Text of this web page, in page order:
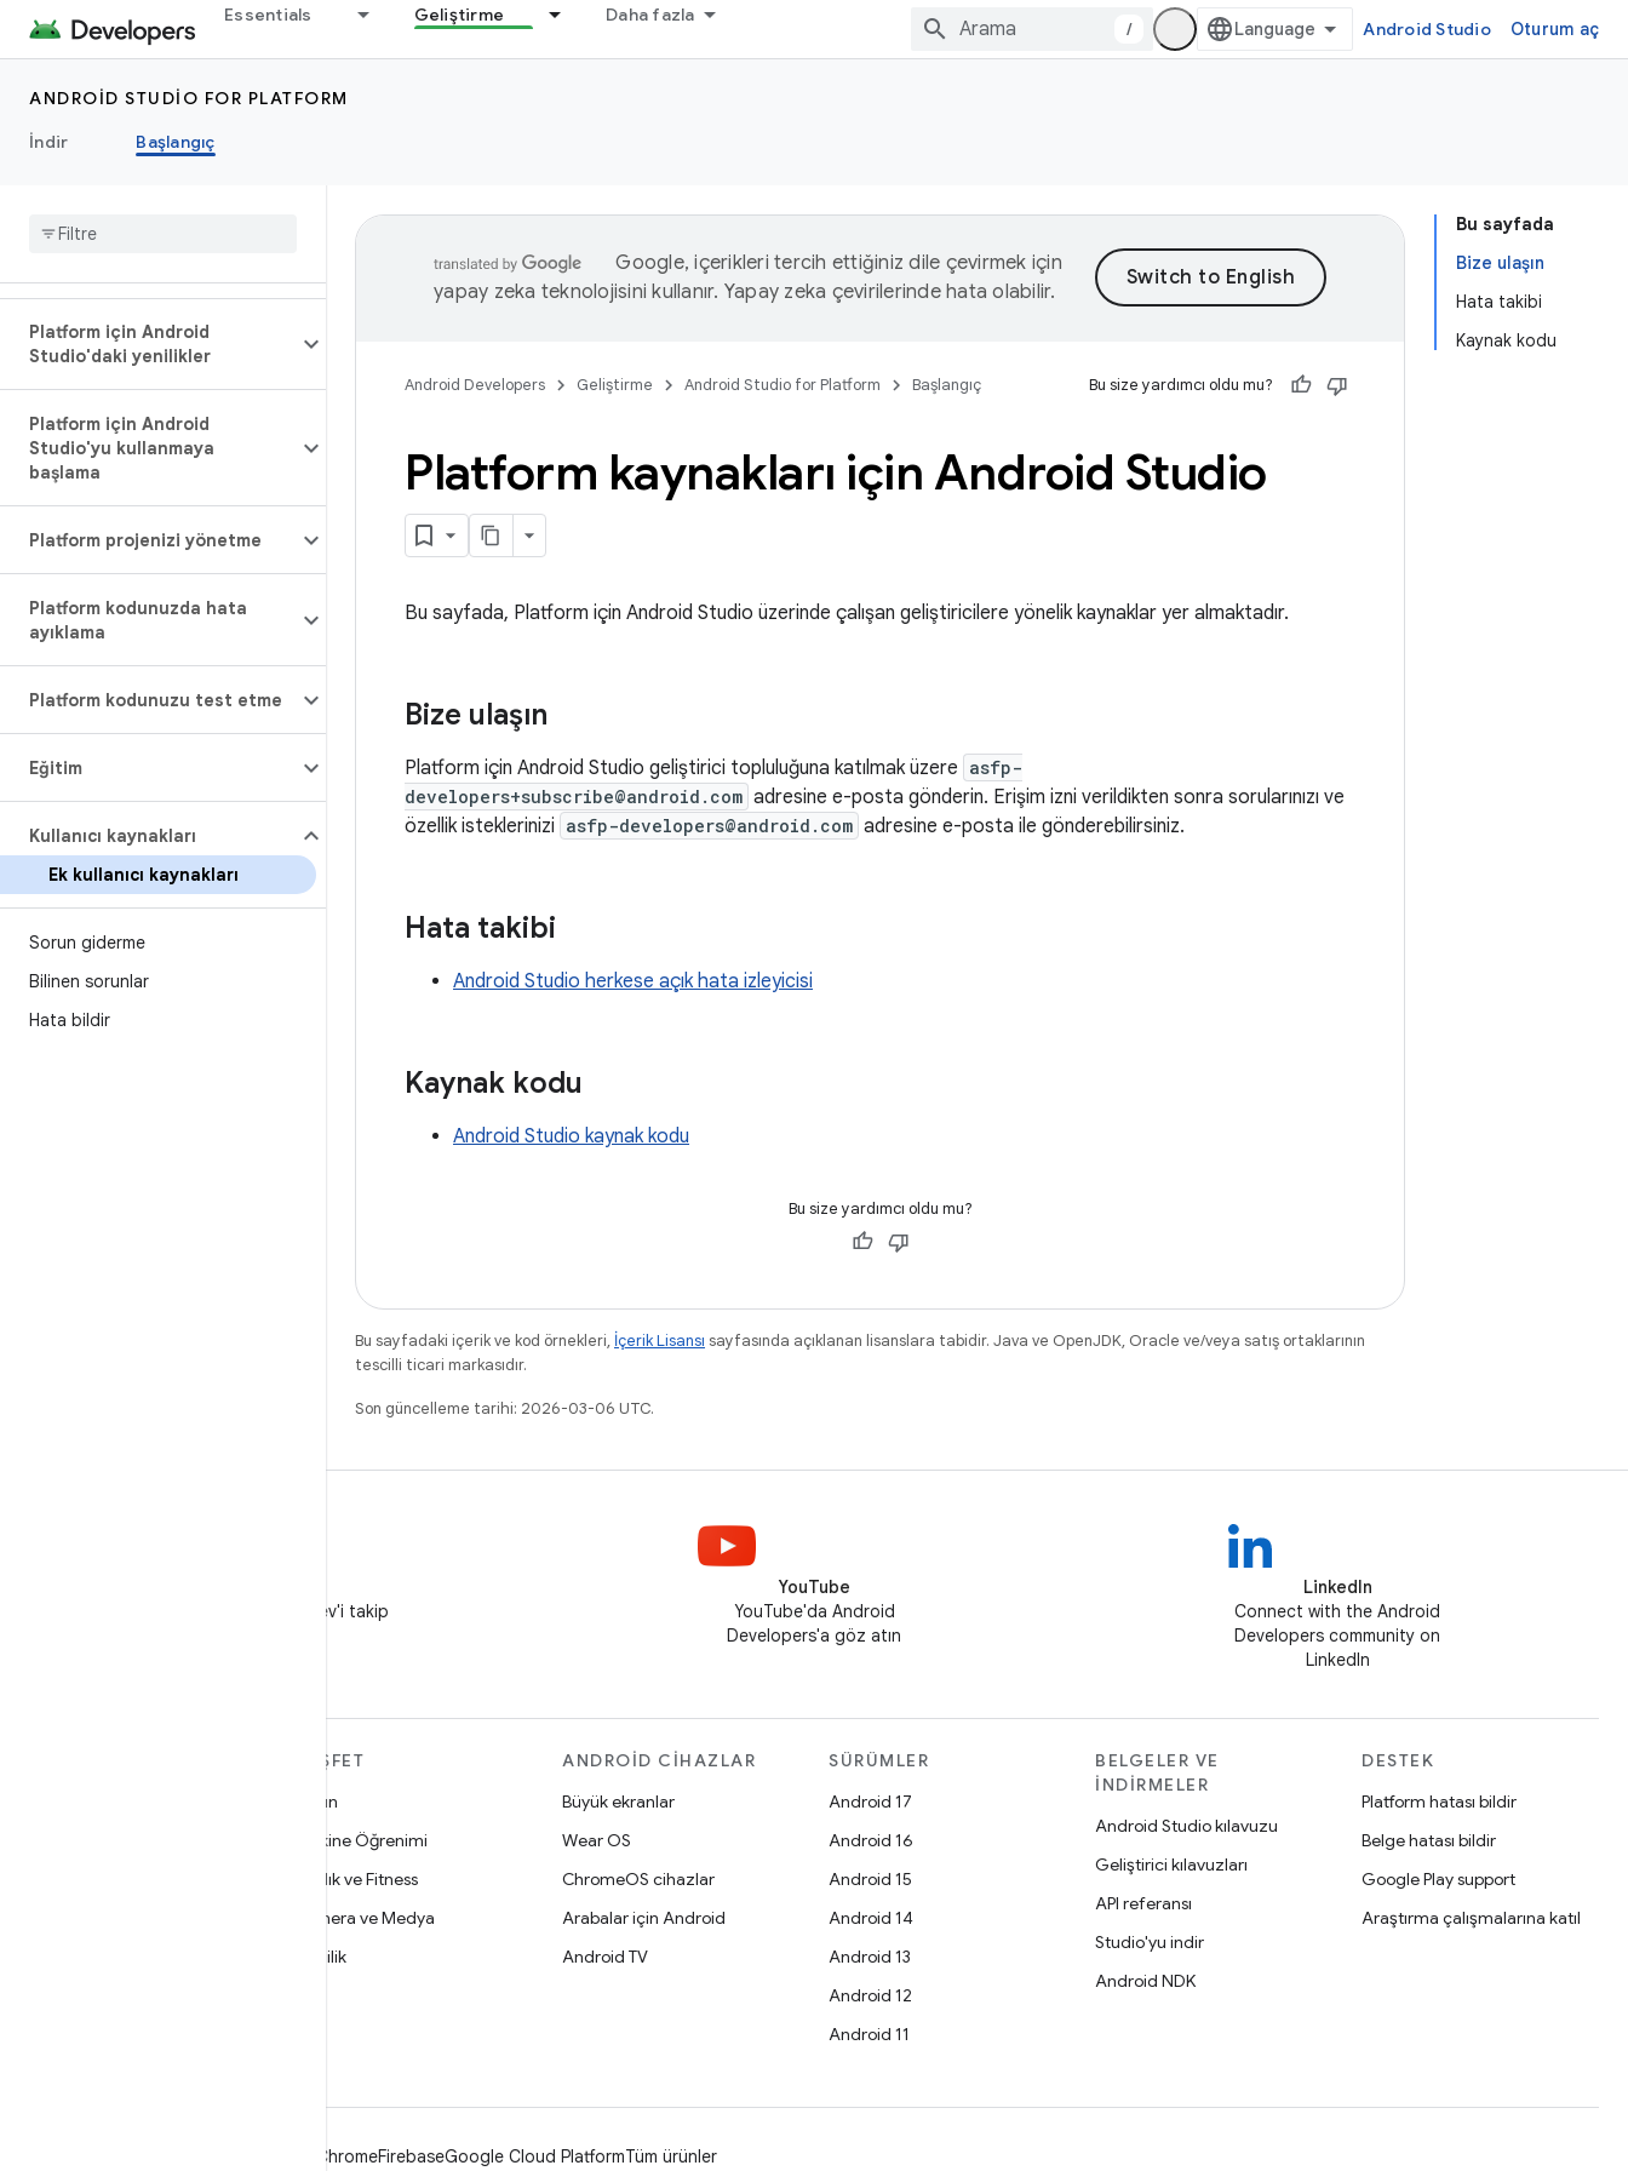
Essentials Geliştirme Daha fazla
/ Android Studio Oturum aç
ANDROID STUDIO FOR PLATFORM
İndir
Başlangıç
Platform için Android
Studio'daki yenilikler
Platform için Android
Studio'yu kullanmaya
başlama
Platform projenizi yönetme
Platform kodunuzda hata
ayıklama
Platform kodunuzu test etme
Eğitim
Kullanıcı kaynakları
Ek kullanıcı kaynakları
Sorun giderme
Bilinen sorunlar
Hata bildir
Bu sayfada
Bize ulaşın
Hata takibi
Kaynak kodu
Google, içerikleri tercih ettiğiniz dile çevirmek için
yapay zeka teknolojisini kullanır. Yapay zeka çevirilerinde hata olabilir.
Android Developers Geliştirme Android Studio for Platform Başlangıç Bu size yardımcı oldu mu?
Platform kaynakları için Android Studio
Bu sayfada, Platform için Android Studio üzerinde çalışan geliştiricilere yönelik kaynaklar yer almaktadır.
Bize ulaşın
Platform için Android Studio geliştirici topluluğuna katılmak üzere asfp-
developers+subscribe@android.com adresine e-posta gönderin. Erişim izni verildikten sonra sorularınızı ve
özellik isteklerinizi asfp-developers@android.com adresine e-posta ile gönderebilirsiniz.
Hata takibi
Android Studio herkese açık hata izleyicisi
Kaynak kodu
Android Studio kaynak kodu
Bu size yardımcı oldu mu?
Bu sayfadaki içerik ve kod örnekleri, İçerik Lisansı sayfasında açıklanan lisanslara tabidir. Java ve OpenJDK, Oracle ve/veya satış ortaklarının
tescilli ticari markasıdır.
Son güncelleme tarihi: 2026-03-06 UTC.
X'te @AndroidDev'i takip
YouTube
YouTube'da Android
Developers'a göz atın
LinkedIn
Connect with the Android
Developers community on
LinkedIn
KEŞFET
Oyun
Makine Öğrenimi
Sağlık ve Fitness
Kamera ve Medya
Gizlilik
ANDROID CIHAZLAR
Büyük ekranlar
Wear OS
ChromeOS cihazlar
Arabalar için Android
Android TV
SÜRÜMLER
Android 17
Android 16
Android 15
Android 14
Android 13
Android 12
Android 11
BELGELER VE
İNDIRMELER
Android Studio kılavuzu
Geliştirici kılavuzları
API referansı
Studio'yu indir
Android NDK
DESTEK
Platform hatası bildir
Belge hatası bildir
Google Play support
Araştırma çalışmalarına katıl
ChromeFirebaseGoogle Cloud PlatformTüm ürünler